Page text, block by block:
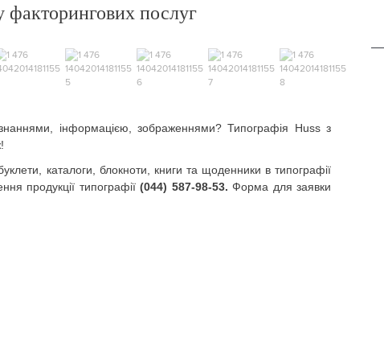
факторингових послуг
інформацією, зображеннями? Типографія Huss з
каталоги, блокноти, книги та щоденники в типографії
продукції типографії(044) 587-98-53. Форма для заявки